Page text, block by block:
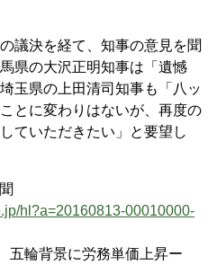
議決を経て、知事の意見を聞
県の大沢正明知事は「遺憾
玉県の上田清司知事も「八ッ
とに変わりはないが、再度の
ていただきたい」と要望し
hl?a=20160813-00010000-
輪背景に労務単価上昇ー